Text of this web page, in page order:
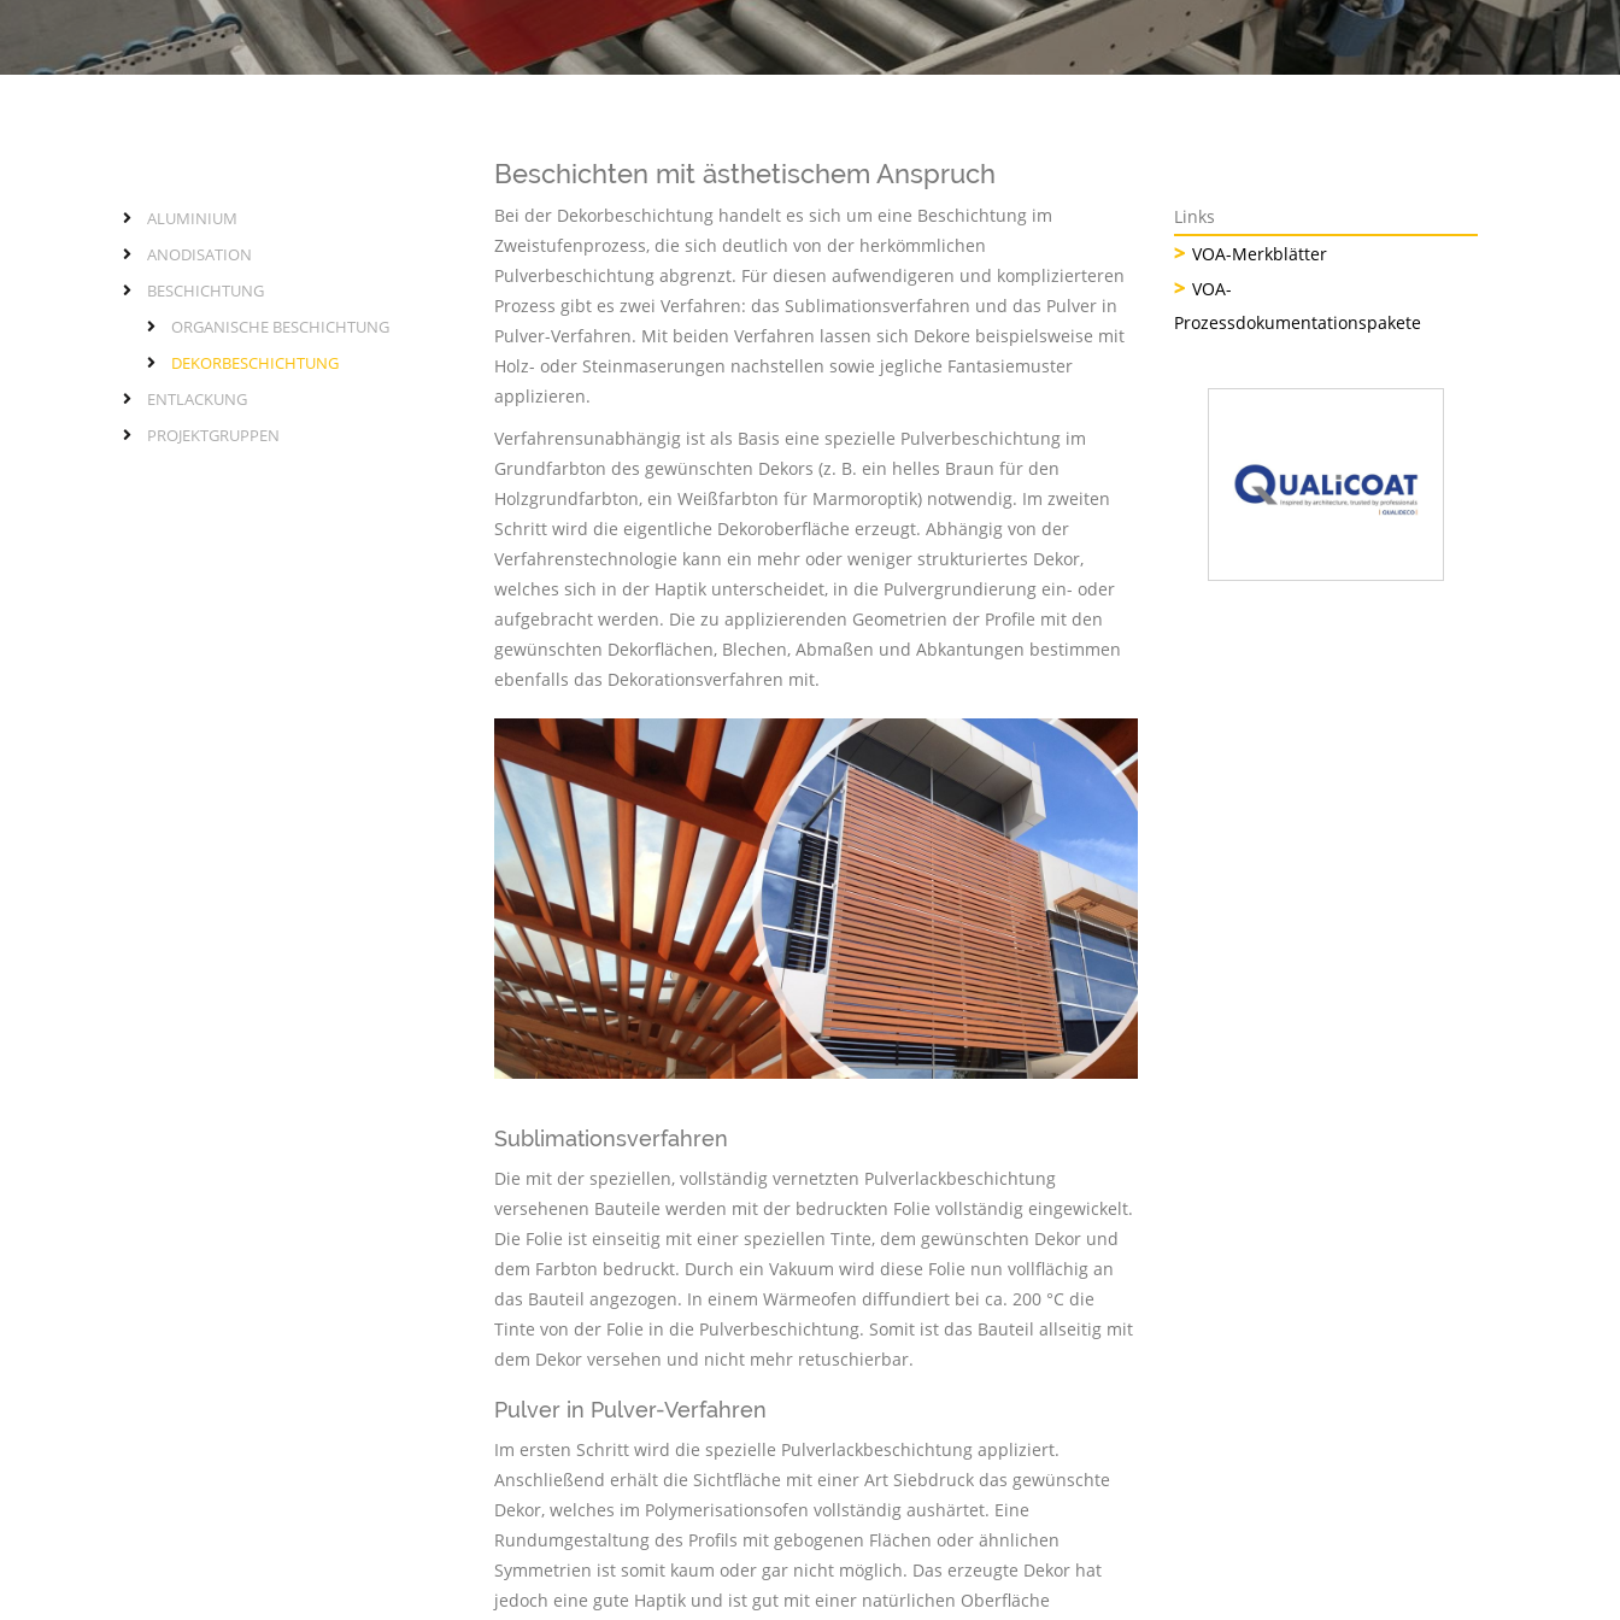
Beschichten mit ästhetischem Anspruch
Bei der Dekorbeschichtung handelt es sich um eine Beschichtung im
Zweistufenprozess, die sich deutlich von der herkömmlichen
Pulverbeschichtung abgrenzt. Für diesen aufwendigeren und komplizierteren
Prozess gibt es zwei Verfahren: das Sublimationsverfahren und das Pulver in
Pulver-Verfahren. Mit beiden Verfahren lassen sich Dekore beispielsweise mit
Holz- oder Steinmaserungen nachstellen sowie jegliche Fantasiemuster
applizieren.
Verfahrensunabhängig ist als Basis eine spezielle Pulverbeschichtung im
Grundfarbton des gewünschten Dekors (z. B. ein helles Braun für den
Holzgrundfarbton, ein Weißfarbton für Marmoroptik) notwendig. Im zweiten
Schritt wird die eigentliche Dekoroberfläche erzeugt. Abhängig von der
Verfahrenstechnologie kann ein mehr oder weniger strukturiertes Dekor,
welches sich in der Haptik unterscheidet, in die Pulvergrundierung ein- oder
aufgebracht werden. Die zu applizierenden Geometrien der Profile mit den
gewünschten Dekorflächen, Blechen, Abmaßen und Abkantungen bestimmen
ebenfalls das Dekorationsverfahren mit.
Sublimationsverfahren
Die mit der speziellen, vollständig vernetzten Pulverlackbeschichtung
versehenen Bauteile werden mit der bedruckten Folie vollständig eingewickelt.
Die Folie ist einseitig mit einer speziellen Tinte, dem gewünschten Dekor und
dem Farbton bedruckt. Durch ein Vakuum wird diese Folie nun vollflächig an
das Bauteil angezogen. In einem Wärmeofen diffundiert bei ca. 200 °C die
Tinte von der Folie in die Pulverbeschichtung. Somit ist das Bauteil allseitig mit
dem Dekor versehen und nicht mehr retuschierbar.
Pulver in Pulver-Verfahren
Im ersten Schritt wird die spezielle Pulverlackbeschichtung appliziert.
Anschließend erhält die Sichtfläche mit einer Art Siebdruck das gewünschte
Dekor, welches im Polymerisationsofen vollständig aushärtet. Eine
Rundumgestaltung des Profils mit gebogenen Flächen oder ähnlichen
Symmetrien ist somit kaum oder gar nicht möglich. Das erzeugte Dekor hat
jedoch eine gute Haptik und ist gut mit einer natürlichen Oberfläche
Links
VOA-Merkblätter
VOA-
Prozessdokumentationspakete
Seitenleiste
Seite
ALUMINIUM
ANODISATION
BESCHICHTUNG
ORGANISCHE BESCHICHTUNG
DEKORBESCHICHTUNG
ENTLACKUNG
PROJEKTGRUPPEN